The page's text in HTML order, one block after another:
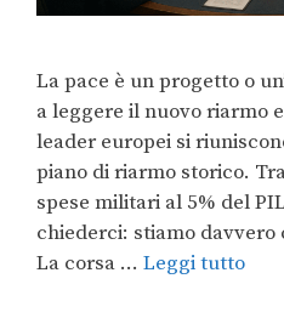
La pace è un progetto o
a leggere il nuovo riarmo
leader europei si
piano di riarmo storico.
spese militari al 5% del
chiederci: stiamo davvero
La corsa … Leggi tutto